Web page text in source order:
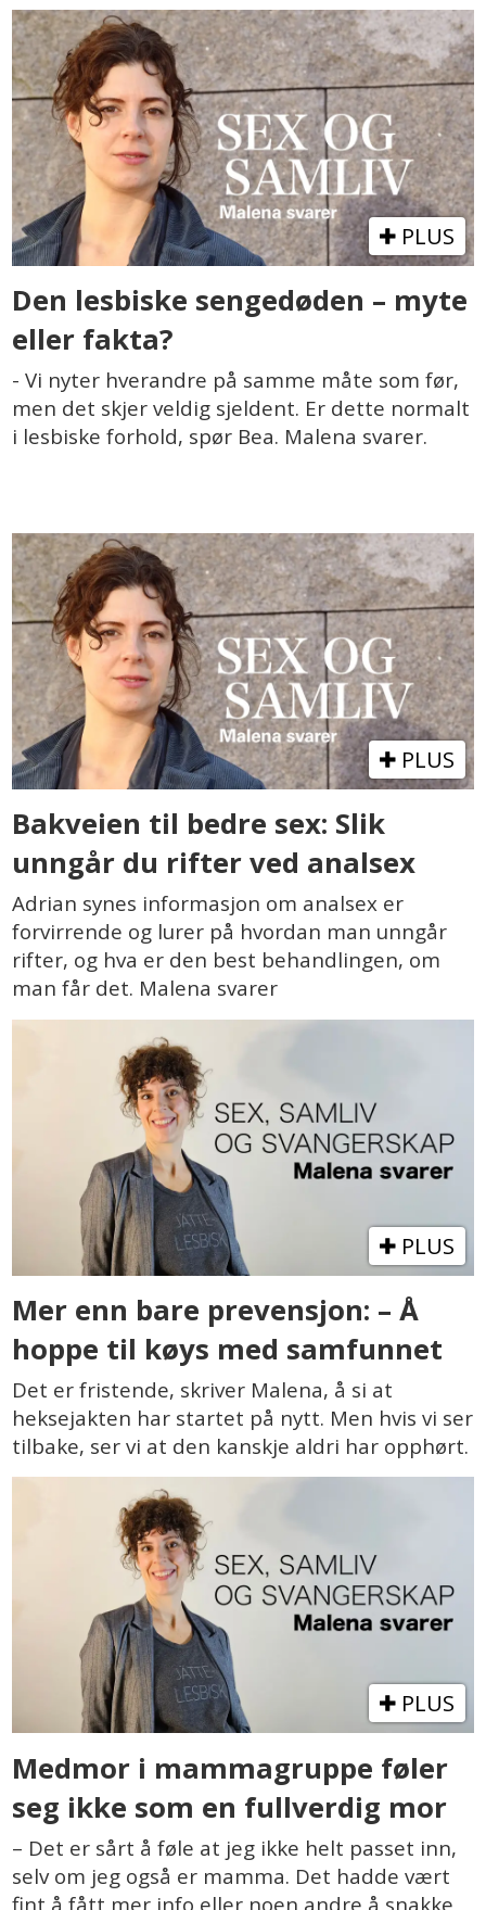
PLUS
Den lesbiske sengedøden – myte
eller fakta?
- Vi nyter hverandre på samme måte som før,
men det skjer veldig sjeldent. Er dette normalt
i lesbiske forhold, spør Bea. Malena svarer.
PLUS
Bakveien til bedre sex: Slik
unngår du rifter ved analsex
Adrian synes informasjon om analsex er
forvirrende og lurer på hvordan man unngår
rifter, og hva er den best behandlingen, om
man får det. Malena svarer
PLUS
Mer enn bare prevensjon: – Å
hoppe til køys med samfunnet
Det er fristende, skriver Malena, å si at
heksejakten har startet på nytt. Men hvis vi ser
tilbake, ser vi at den kanskje aldri har opphørt.
PLUS
Medmor i mammagruppe føler
seg ikke som en fullverdig mor
– Det er sårt å føle at jeg ikke helt passet inn,
selv om jeg også er mamma. Det hadde vært
fint å fått mer info eller noen andre å snakke